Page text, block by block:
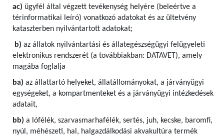
ac) ügyfél által végzett tevékenység helyére (beleértve a
térinformatikai leíró) vonatkozó adatokat és az ültetvény
kataszterben nyilvántartott adatokat;
b) az állatok nyilvántartási és állategészségügyi felügyeleti
elektronikus rendszerét (a továbbiakban: DATAVET), amely
magába foglalja
ba) az állattartó helyeket, állatállományokat, a járványügyi
egységeket, a kompartmenteket és a járványügyi intézkedések
adatait,
bb) a lófélék, szarvasmarhafélék, sertés, juh, kecske, baromfi,
nyúl, méhészeti, hal, halgazdálkodási akvakultúra termék